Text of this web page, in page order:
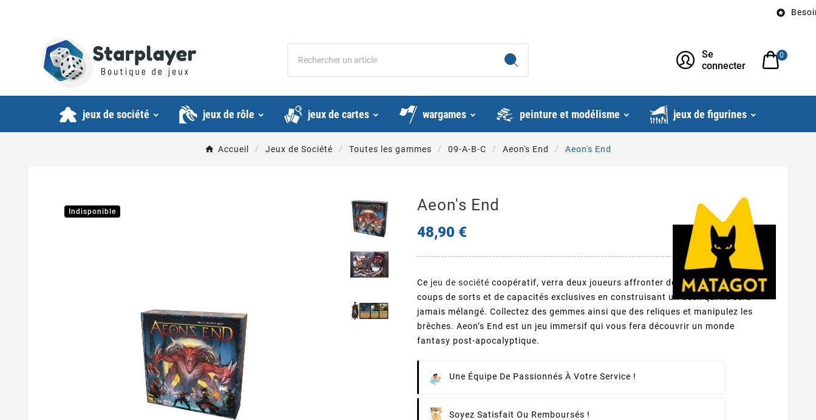
Besoin d’un
Se
connecter
0
jeux de société jeux de rôle jeux de cartes wargames peinture et modélisme jeux de figurines
Accueil Jeux de Société Toutes les gammes 09-A-B-C Aeon's End Aeon's End
Indisponible Aeon's End
48,90 €
Ce jeu de société coopératif, verra deux joueurs affronter des némésis à grands
coups de sorts et de capacités exclusives en construisant un deck qui ne sera
jamais mélangé. Collectez des gemmes ainsi que des reliques et manipulez les
brèches. Aeon’s End est un jeu immersif qui vous fera découvrir un monde
fantasy post-apocalyptique.
Une Équipe De Passionnés À Votre Service !
Soyez Satisfait Ou Remboursés !